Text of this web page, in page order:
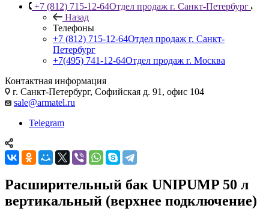
+7 (812) 715-12-64Отдел продаж г. Санкт-Петербург
Назад
Телефоны
+7 (812) 715-12-64Отдел продаж г. Санкт-
Петербург
+7(495) 741-12-64Отдел продаж г. Москва
Контактная информация
г. Санкт-Петербург, Софийская д. 91, офис 104
sale@armatel.ru
Telegram
Расширительный бак UNIPUMP 50 л
вертикальный (верхнее подключение)